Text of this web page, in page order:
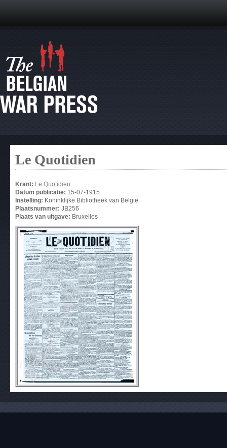
Le Quotidien
Krant: Le Quotidien
Datum publicatie: 15-07-1915
Instelling: Koninklijke Bibliotheek van België
Plaatsnummer: JB256
Plaats van uitgave: Bruxelles